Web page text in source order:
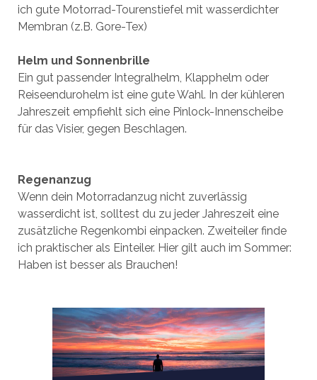
ich gute Motorrad-Tourenstiefel mit wasserdichter
Membran (z.B. Gore-Tex)
Helm und Sonnenbrille
Ein gut passender Integralhelm, Klapphelm oder
Reiseendurohelm ist eine gute Wahl. In der kühleren
Jahreszeit empfiehlt sich eine Pinlock-Innenscheibe
für das Visier, gegen Beschlagen.
Regenanzug
Wenn dein Motorradanzug nicht zuverlässig
wasserdicht ist, solltest du zu jeder Jahreszeit eine
zusätzliche Regenkombi einpacken. Zweiteiler finde
ich praktischer als Einteiler. Hier gilt auch im Sommer:
Haben ist besser als Brauchen!